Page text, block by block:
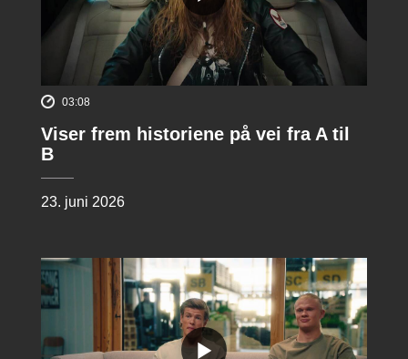
03:08
Viser frem historiene på vei fra A til
B
23. juni 2026